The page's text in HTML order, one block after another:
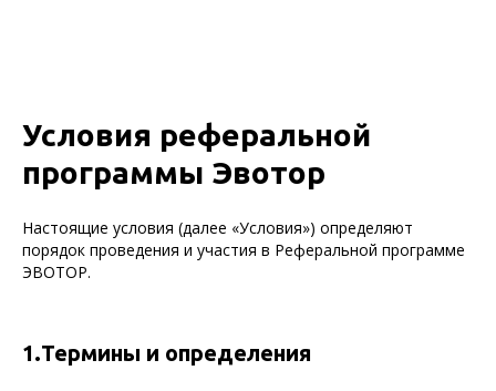
Условия реферальной
программы Эвотор
Настоящие условия (далее «Условия») определяют
порядок проведения и участия в Реферальной программе
ЭВОТОР.
1.Термины и определения